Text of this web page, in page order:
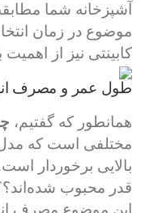
آشپزخانه شما
موضوع در زمان
کابینتی نیز از
طول عمر و مصرف
همانطور که گفتیم،
مختلفی است که
بالایی برخوردار
قدر محبوب